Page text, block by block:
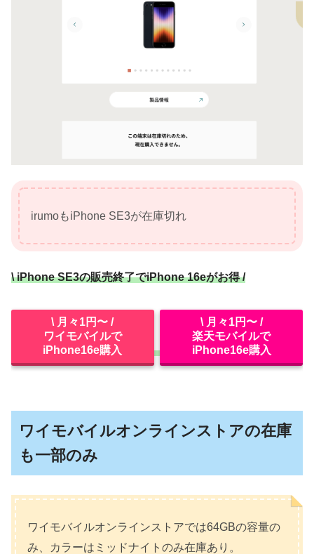
irumoもiPhone SE3が在庫切れ
\ iPhone SE3の販売終了でiPhone 16eがお得 /
\ 月々1円〜 /
ワイモバイルで
iPhone16e購入
\ 月々1円〜 /
楽天モバイルで
iPhone16e購入
ワイモバイルオンラインストアの在庫
も一部のみ
ワイモバイルオンラインストアでは64GBの容量の
み、カラーはミッドナイトのみ在庫あり。